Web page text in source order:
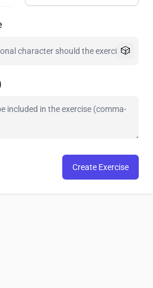
🎲
Create Exercise